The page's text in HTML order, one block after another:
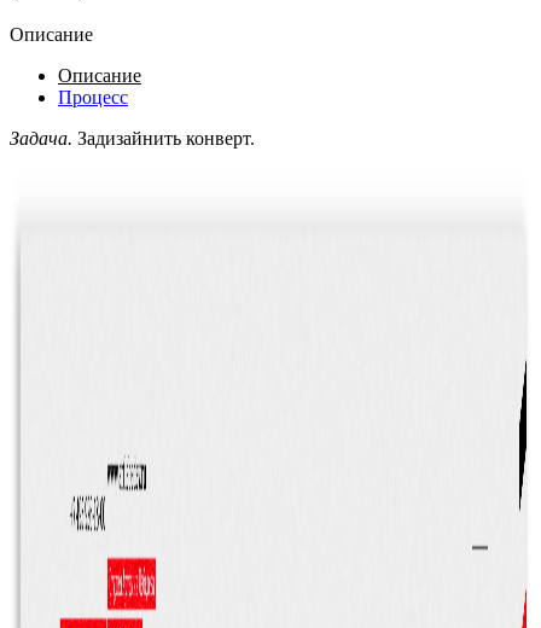
Описание
Описание
Процесс
Задача. Задизайнить конверт.